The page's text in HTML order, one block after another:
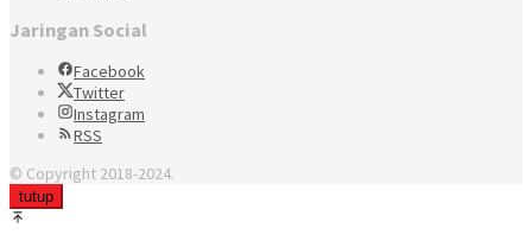
Jaringan Social
Facebook
Twitter
Instagram
RSS
© Copyright 2018-2024.
tutup